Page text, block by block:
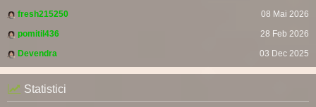
fresh215250
08 Mai 2026
pomitil436
28 Feb 2026
Devendra
03 Dec 2025
Statistici